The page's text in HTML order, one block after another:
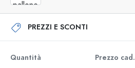
PREZZI E SCONTI
Quantità Prezzo cad.